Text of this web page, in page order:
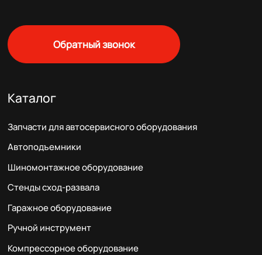
Обратный звонок
Каталог
Запчасти для автосервисного оборудования
Автоподъемники
Шиномонтажное оборудование
Стенды сход-развала
Гаражное оборудование
Ручной инструмент
Компрессорное оборудование